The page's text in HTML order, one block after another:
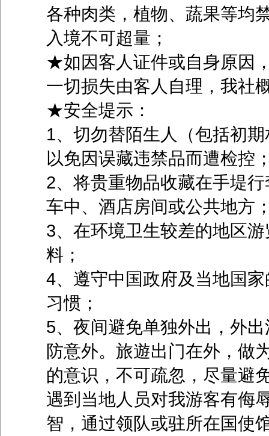
各种肉类，植物、蔬果等均
入境不可超量；
★如因客人证件或自身原因
一切损失由客人自理，我社
★安全堤示：
1、切勿替陌生人（包括初
以免因误藏违禁品而遭检控
2、将贵重物品收藏在手堤
车中、酒店房间或公共地方
3、在环境卫生较差的地区
料；
4、遵守中国政府及当地国
习惯；
5、夜间避免单独外出，外
防意外。旅遊出门在外，做
的意识，不可疏忽，尽量避
遇到当地人员对我游客有侮
智，通过领队或驻所在国使